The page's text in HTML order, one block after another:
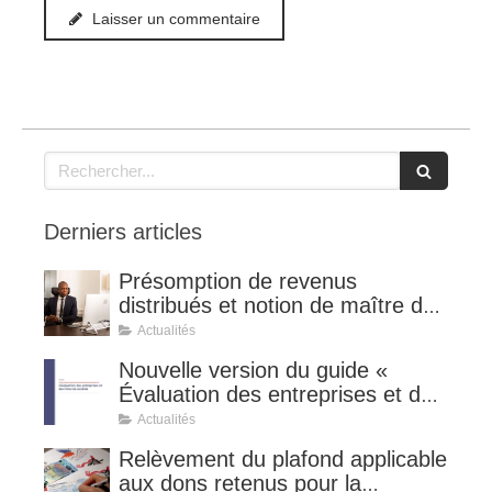
Laisser un commentaire
Rechercher
Derniers articles
Présomption de revenus
distribués et notion de maître de
l'affaire (CE 8 juillet 2026, n°
Actualités
Nouvelle version du guide «
Évaluation des entreprises et des
titres de sociétés ».
Actualités
Relèvement du plafond applicable
aux dons retenus pour la